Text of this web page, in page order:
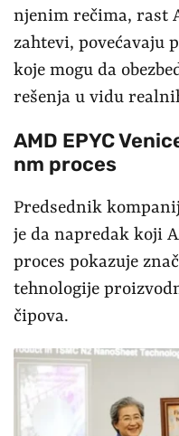
njenim rečima, rast
zahtevi, povećavaju
koje mogu da
rešenja u vidu
AMD EPYC
nm proces
Predsednik
je da napredak koji
proces pokazuje
tehnologije
čipova.